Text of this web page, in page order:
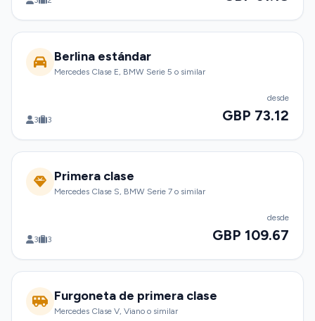
Berlina estándar
Mercedes Clase E, BMW Serie 5 o similar
3 3
desde
GBP 73.12
Primera clase
Mercedes Clase S, BMW Serie 7 o similar
3 3
desde
GBP 109.67
Furgoneta de primera clase
Mercedes Clase V, Viano o similar